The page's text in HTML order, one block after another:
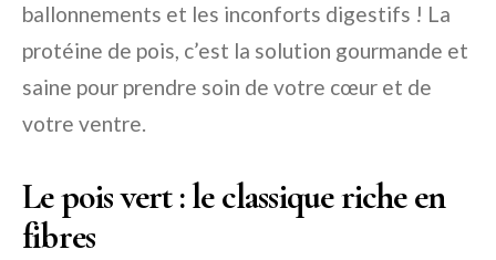
ballonnements et les inconforts digestifs ! La
protéine de pois, c’est la solution gourmande et
saine pour prendre soin de votre cœur et de
votre ventre.
Le pois vert : le classique riche en
fibres